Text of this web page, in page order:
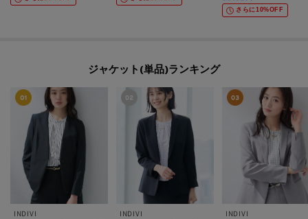
さらに10%OFF
ジャケット(単品)ランキング
INDIVI
INDIVI
INDIVI